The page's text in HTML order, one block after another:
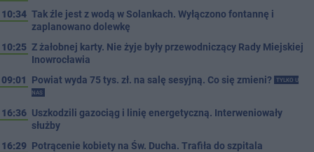
10:34 Tak źle jest z wodą w Solankach. Wyłączono fontannę i
zaplanowano dolewkę
10:25 Z żałobnej karty. Nie żyje były przewodniczący Rady Miejskiej
Inowrocławia
09:01
Powiat wyda 75 tys. zł. na salę sesyjną. Co się zmieni?
TYLKO U
NAS
16:36 Uszkodzili gazociąg i linię energetyczną. Interweniowały
służby
16:29 Potrącenie kobiety na Św. Ducha. Trafiła do szpitala